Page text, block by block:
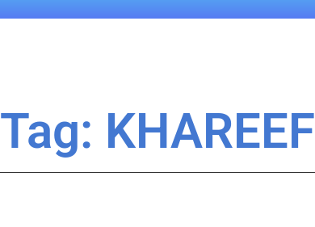
Tag: KHAREEF